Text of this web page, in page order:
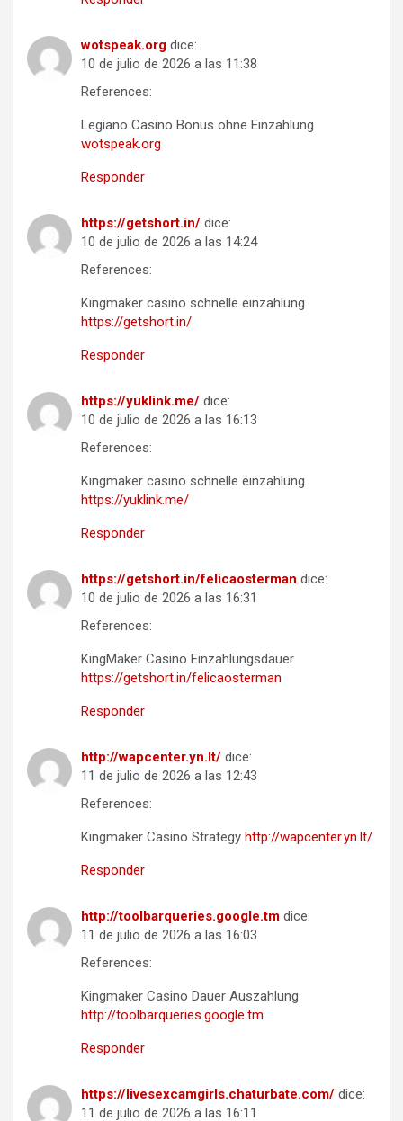
wotspeak.org dice:
10 de julio de 2026 a las 11:38
References:
Legiano Casino Bonus ohne Einzahlung
wotspeak.org
Responder
https://getshort.in/ dice:
10 de julio de 2026 a las 14:24
References:
Kingmaker casino schnelle einzahlung
https://getshort.in/
Responder
https://yuklink.me/ dice:
10 de julio de 2026 a las 16:13
References:
Kingmaker casino schnelle einzahlung
https://yuklink.me/
Responder
https://getshort.in/felicaosterman dice:
10 de julio de 2026 a las 16:31
References:
KingMaker Casino Einzahlungsdauer
https://getshort.in/felicaosterman
Responder
http://wapcenter.yn.lt/ dice:
11 de julio de 2026 a las 12:43
References:
Kingmaker Casino Strategy http://wapcenter.yn.lt/
Responder
http://toolbarqueries.google.tm dice:
11 de julio de 2026 a las 16:03
References:
Kingmaker Casino Dauer Auszahlung
http://toolbarqueries.google.tm
Responder
https://livesexcamgirls.chaturbate.com/ dice:
11 de julio de 2026 a las 16:11